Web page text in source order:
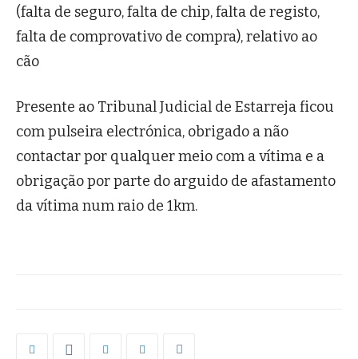
(falta de seguro, falta de chip, falta de registo,
falta de comprovativo de compra), relativo ao
cão
Presente ao Tribunal Judicial de Estarreja ficou
com pulseira electrónica, obrigado a não
contactar por qualquer meio com a vítima e a
obrigação por parte do arguido de afastamento
da vítima num raio de 1km.